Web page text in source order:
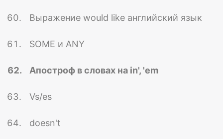
Выражение would like английский язык
SOME и ANY
Апостроф в словах на in', 'em
Vs/es
doesn't